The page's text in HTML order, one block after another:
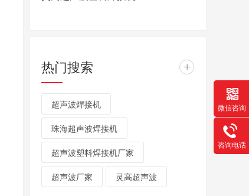
热门搜索 +
超声波焊接机
珠海超声波焊接机
超声波塑料焊接机厂家
超声波厂家 灵高超声波
微信咨询
咨询电话